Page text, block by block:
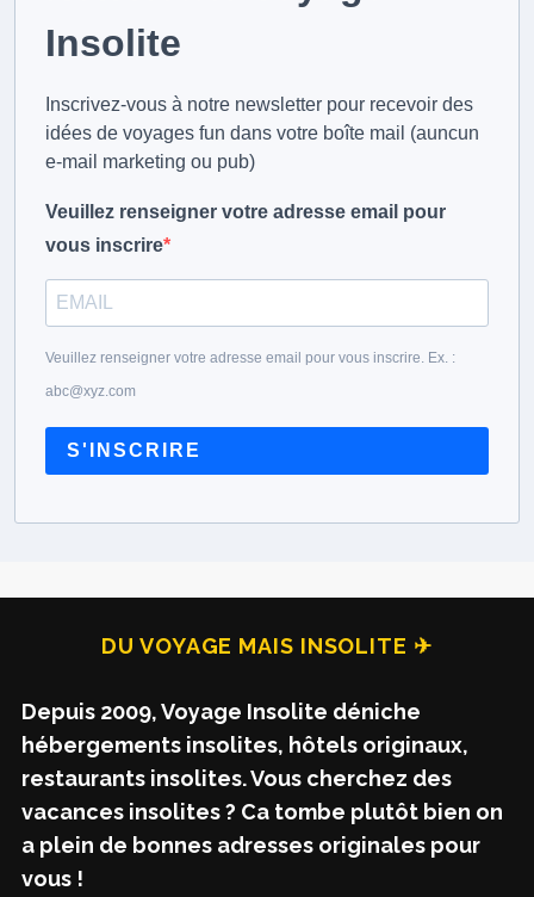
Insolite
Inscrivez-vous à notre newsletter pour recevoir des
idées de voyages fun dans votre boîte mail (auncun
e-mail marketing ou pub)
Veuillez renseigner votre adresse email pour
vous inscrire
Veuillez renseigner votre adresse email pour vous inscrire. Ex. :
abc@xyz.com
S'INSCRIRE
DU VOYAGE MAIS INSOLITE ✈
Depuis 2009, Voyage Insolite déniche
hébergements insolites, hôtels originaux,
restaurants insolites. Vous cherchez des
vacances insolites ? Ca tombe plutôt bien on
a plein de bonnes adresses originales pour
vous !